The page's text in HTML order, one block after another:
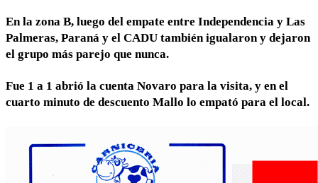
En la zona B, luego del empate entre Independencia y Las
Palmeras, Paraná y el CADU también igualaron y dejaron
el grupo más parejo que nunca.
Fue 1 a 1 abrió la cuenta Novaro para la visita, y en el
cuarto minuto de descuento Mallo lo empató para el local.